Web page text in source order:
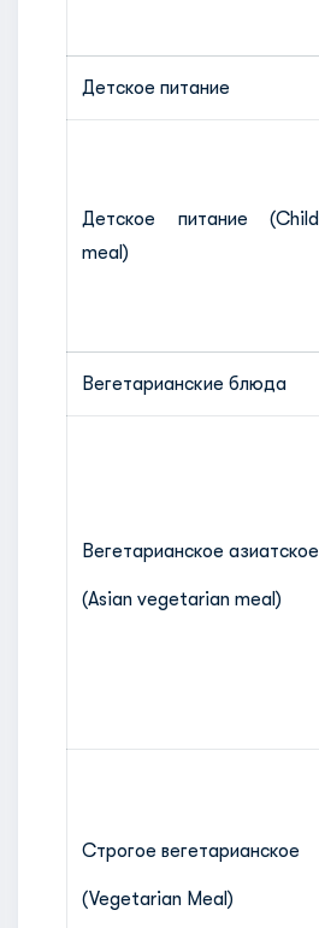
Детское питание
Детское питание (Child
meal)
Вегетарианские блюда
Bегетарианское азиатское
(Asian vegetarian meal)
Строгое вегетарианское
(Vegetarian Meal)